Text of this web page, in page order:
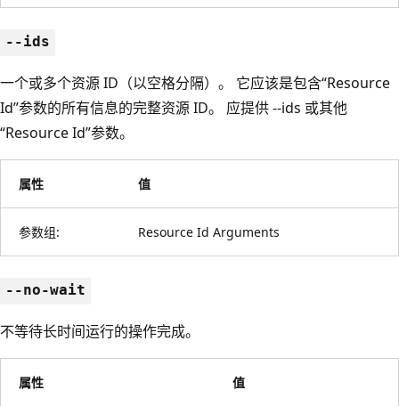
--ids
一个或多个资源 ID（以空格分隔）。 它应该是包含“Resource
Id”参数的所有信息的完整资源 ID。 应提供 --ids 或其他
“Resource Id”参数。
属性 值
参数组: Resource Id Arguments
--no-wait
不等待长时间运行的操作完成。
属性 值